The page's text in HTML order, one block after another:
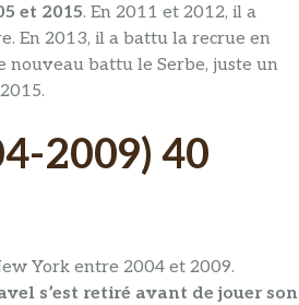
et 2015. En 2011 et 2012, il a
En 2013, il a battu la recrue en
nouveau battu le Serbe, juste un
2009) 40
York entre 2004 et 2009.
s’est retiré avant de jouer son